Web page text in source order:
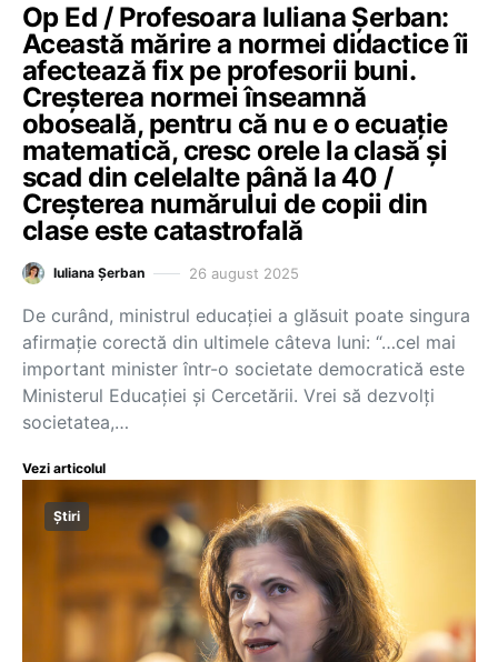
Op Ed / Profesoara Iuliana Șerban:
Această mărire a normei didactice îi
afectează fix pe profesorii buni.
Creșterea normei înseamnă
oboseală, pentru că nu e o ecuație
matematică, cresc orele la clasă și
scad din celelalte până la 40 /
Creșterea numărului de copii din
clase este catastrofală
Iuliana Șerban 26 august 2025
De curând, ministrul educației a glăsuit poate singura
afirmație corectă din ultimele câteva luni: “…cel mai
important minister într-o societate democratică este
Ministerul Educației și Cercetării. Vrei să dezvolți
societatea,…
Vezi articolul
Știri